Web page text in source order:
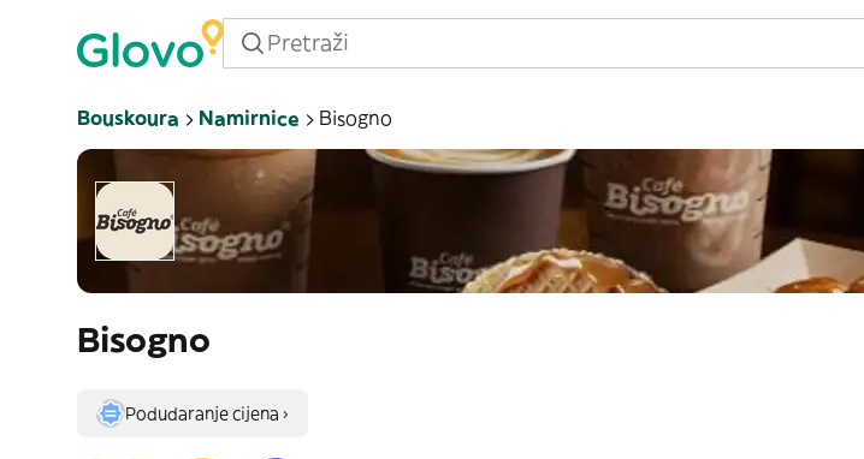
Bouskoura Namirnice Bisogno
Bisogno
Podudaranje cijena ›